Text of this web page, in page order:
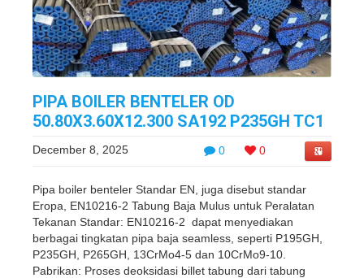
PIPA BOILER BENTELER OD
50.80X3.60X12.300 SA192 P235GH TC1
0 0
December 8, 2025
Pipa boiler benteler Standar EN, juga disebut standar
Eropa, EN10216-2 Tabung Baja Mulus untuk Peralatan
Tekanan Standar: EN10216-2 dapat menyediakan
berbagai tingkatan pipa baja seamless, seperti P195GH,
P235GH, P265GH, 13CrMo4-5 dan 10CrMo9-10.
Pabrikan: Proses deoksidasi billet tabung dari tabung